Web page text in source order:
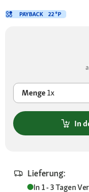
Menge1x
In
Lieferung:
In 1 - 3 Tagen
PAYBACK 22 °P